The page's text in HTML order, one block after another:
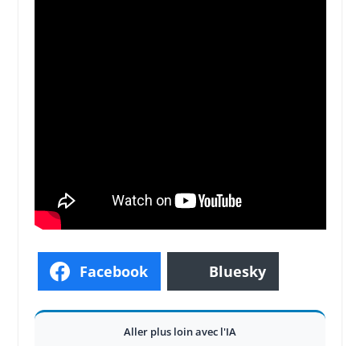
Facebook Bluesky
Aller plus loin avec l'IA